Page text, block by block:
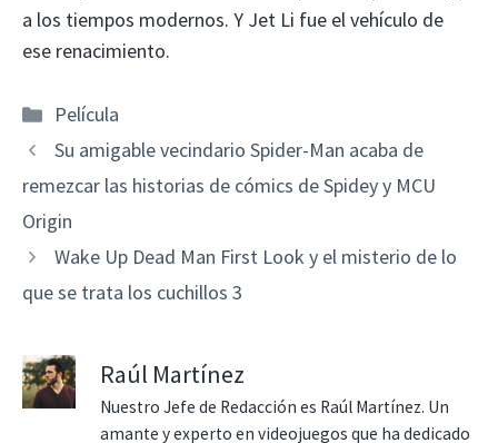
a los tiempos modernos. Y Jet Li fue el vehículo de
ese renacimiento.
Categorías
Película
Su amigable vecindario Spider-Man acaba de
remezcar las historias de cómics de Spidey y MCU
Origin
Wake Up Dead Man First Look y el misterio de lo
que se trata los cuchillos 3
Raúl Martínez
Nuestro Jefe de Redacción es Raúl Martínez. Un
amante y experto en videojuegos que ha dedicado